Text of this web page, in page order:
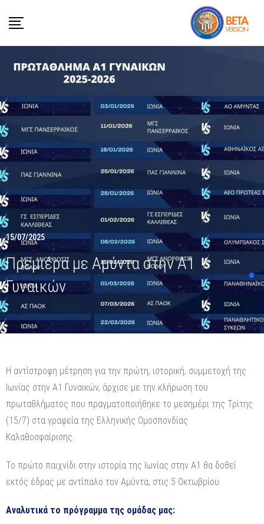
15/07/2025
Πρεμιέρα με Αμύντα στην Α1
Γυναικών
Η αντίστροφη μέτρηση για την πρώτη, ιστορική, συμμετοχή της
Ιωνίας στην Α1 Γυναικών, άρχισε με την κλήρωση του
πρωταθλήματος που πραγματοποιήθηκε το μεσημέρι της Τρίτης
(15/7) στα γραφεία της Ελληνικής Ομοσπονδίας
Καλαθοσφαίρισης.
Το πρώτο παιχνίδι στην ιστορία της Ιωνίας στην Α1 θα δοθεί
εκτός έδρας με αντίπαλο τον Αμύντα, στις 5 Οκτωβρίου.
Αναλυτικά το πρόγραμμα της ομάδας μας: